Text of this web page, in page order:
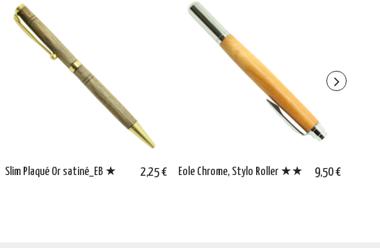
Slim Plaqué Or satiné_EB ★ 2,25 € Eole Chrome, Stylo Roller ★★ 9,50 €